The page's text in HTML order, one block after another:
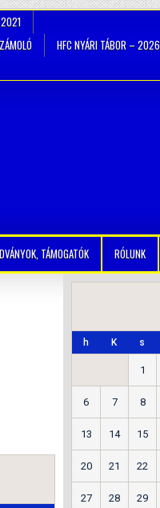
2021
HFC NYÁRI TÁBOR – 2026
TÁMOGATÓK RÓLUNK
h K s
1
6 7 8
13 14 15
20 21 22
27 28 29